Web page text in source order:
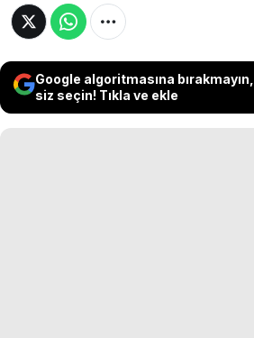
Google algoritmasına
siz seçin! Tıkla ve ekle